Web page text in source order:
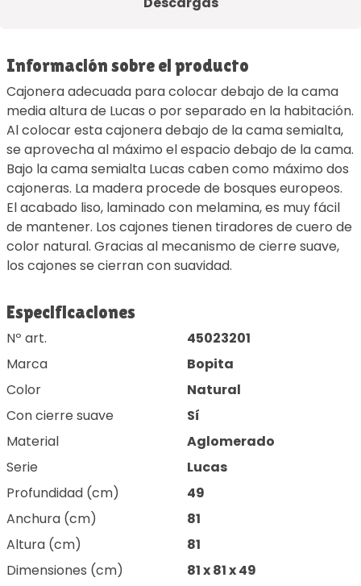
Información sobre el producto
Cajonera adecuada para colocar debajo de la cama
media altura de Lucas o por separado en la habitación.
Al colocar esta cajonera debajo de la cama semialta,
se aprovecha al máximo el espacio debajo de la cama.
Bajo la cama semialta Lucas caben como máximo dos
cajoneras. La madera procede de bosques europeos.
El acabado liso, laminado con melamina, es muy fácil
de mantener. Los cajones tienen tiradores de cuero de
color natural. Gracias al mecanismo de cierre suave,
los cajones se cierran con suavidad.
Especificaciones
Nº art.
45023201
Marca
Bopita
Color
Natural
Con cierre suave
Sí
Material
Aglomerado
Serie
Lucas
Profundidad (cm)
49
Anchura (cm)
81
Altura (cm)
81
Dimensiones (cm)
81 x 81 x 49